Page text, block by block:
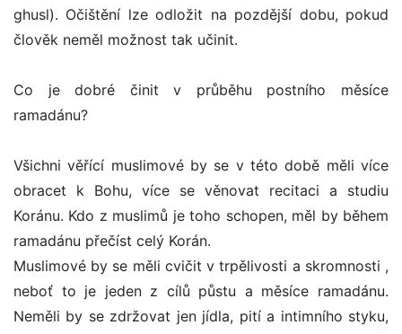
ghusl). Očištění lze odložit na pozdější dobu, pokud
člověk neměl možnost tak učinit.
Co je dobré činit v průběhu postního měsíce
ramadánu?
Všichni věřící muslimové by se v této době měli více
obracet k Bohu, více se věnovat recitaci a studiu
Koránu. Kdo z muslimů je toho schopen, měl by během
ramadánu přečíst celý Korán.
Muslimové by se měli cvičit v trpělivosti a skromnosti ,
neboť to je jeden z cílů půstu a měsíce ramadánu.
Neměli by se zdržovat jen jídla, pití a intimního styku,